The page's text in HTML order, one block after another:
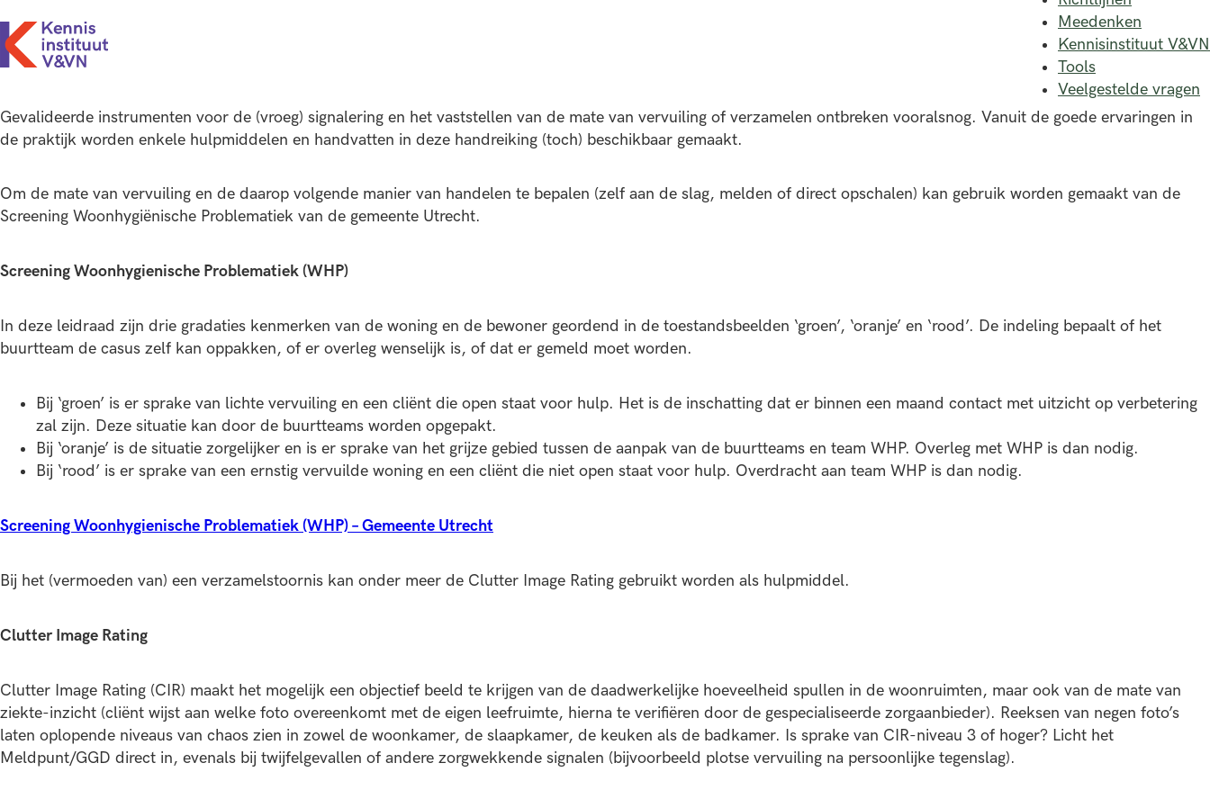
Meedenken
Kennisinstituut V&VN
Tools
Veelgestelde vragen
Gevalideerde instrumenten voor de (vroeg) signalering en het vaststellen van de mate van vervuiling of verzamelen ontbreken vooralsnog. Vanuit de goede ervaringen in
de praktijk worden enkele hulpmiddelen en handvatten in deze handreiking (toch) beschikbaar gemaakt.
Om de mate van vervuiling en de daarop volgende manier van handelen te bepalen (zelf aan de slag, melden of direct opschalen) kan gebruik worden gemaakt van de
Screening Woonhygiënische Problematiek van de gemeente Utrecht.
Screening Woonhygienische Problematiek (WHP)
In deze leidraad zijn drie gradaties kenmerken van de woning en de bewoner geordend in de toestandsbeelden ‘groen’, ‘oranje’ en ‘rood’. De indeling bepaalt of het
buurtteam de casus zelf kan oppakken, of er overleg wenselijk is, of dat er gemeld moet worden.
Bij ‘groen’ is er sprake van lichte vervuiling en een cliënt die open staat voor hulp. Het is de inschatting dat er binnen een maand contact met uitzicht op verbetering
zal zijn. Deze situatie kan door de buurtteams worden opgepakt.
Bij ‘oranje’ is de situatie zorgelijker en is er sprake van het grijze gebied tussen de aanpak van de buurtteams en team WHP. Overleg met WHP is dan nodig.
Bij ‘rood’ is er sprake van een ernstig vervuilde woning en een cliënt die niet open staat voor hulp. Overdracht aan team WHP is dan nodig.
Screening Woonhygienische Problematiek (WHP) – Gemeente Utrecht
Bij het (vermoeden van) een verzamelstoornis kan onder meer de Clutter Image Rating gebruikt worden als hulpmiddel.
Clutter Image Rating
Clutter Image Rating (CIR) maakt het mogelijk een objectief beeld te krijgen van de daadwerkelijke hoeveelheid spullen in de woonruimten, maar ook van de mate van
ziekte-inzicht (cliënt wijst aan welke foto overeenkomt met de eigen leefruimte, hierna te verifiëren door de gespecialiseerde zorgaanbieder). Reeksen van negen foto’s
laten oplopende niveaus van chaos zien in zowel de woonkamer, de slaapkamer, de keuken als de badkamer. Is sprake van CIR-niveau 3 of hoger? Licht het
Meldpunt/GGD direct in, evenals bij twijfelgevallen of andere zorgwekkende signalen (bijvoorbeeld plotse vervuiling na persoonlijke tegenslag).